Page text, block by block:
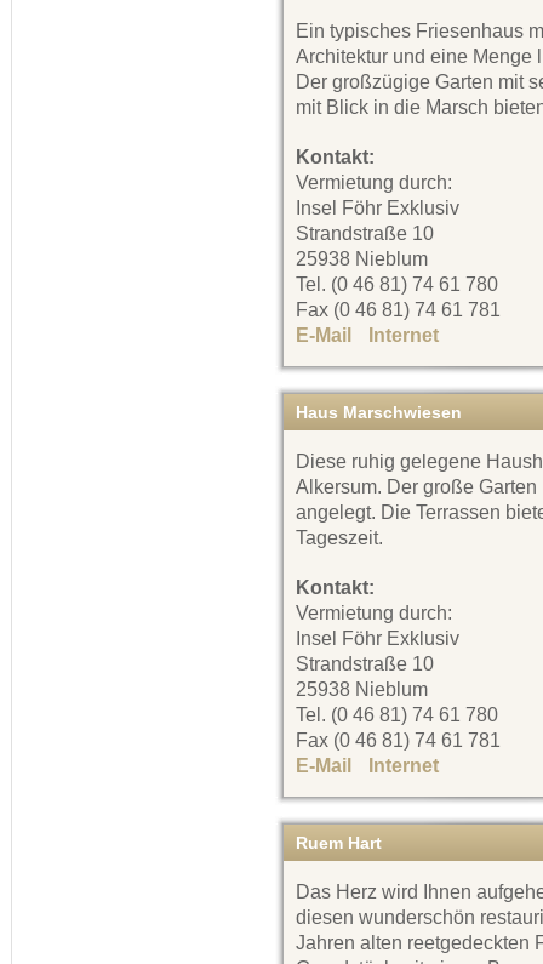
Ein typisches Friesenhaus
Architektur und eine Menge
Der großzügige Garten mit
mit Blick in die Marsch
Kontakt:
Vermietung durch:
Insel Föhr Exklusiv
Strandstraße 10
25938 Nieblum
Tel. (0 46 81) 74 61 780
Fax (0 46 81) 74 61 781
E-Mail
Internet
Haus Marschwiesen
Diese ruhig gelegene
Alkersum. Der große Garten
angelegt. Die Terrassen
Tageszeit.
Kontakt:
Vermietung durch:
Insel Föhr Exklusiv
Strandstraße 10
25938 Nieblum
Tel. (0 46 81) 74 61 780
Fax (0 46 81) 74 61 781
E-Mail
Internet
Ruem Hart
Das Herz wird Ihnen
diesen wunderschön
Jahren alten reetgedeckten